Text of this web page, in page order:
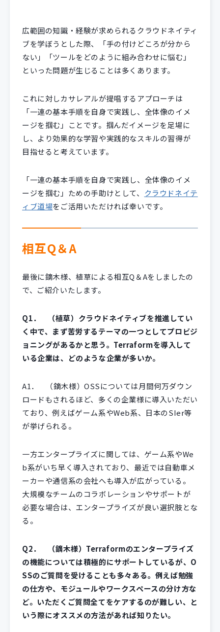
広範囲の知識・経験が求められるクラウドネイティ
ブを学ぼうとした際、「手の付けどころが分から
ない」「ツールをどのように組み合わせに悩む」
といった問題が生じることは多くあります。
これに対しカサレアルが提唱するアプローチは
「一連の基本手順を自身で実践し、全体像のイメ
ージを掴む」ことです。掴んだイメージを足場に
し、より効果的な学習や実践的なスキルの習得が
目指せると考えています。
「一連の基本手順を自身で実践し、全体像のイメ
ージを掴む」ための手助けとして、
クラウドネイテ
ィブ道場をご活用いただければ幸いです。
相互Q＆A
最後に鏑木様、植草による相互Q＆Aをしましたの
で、ご紹介いたします。
Q1． （植草）クラウドネイティブを推進してい
く中で、まず苦労するテーマの一つとしてプロビジ
ョニングがあるかと思う。Terraformを導入して
いる企業は、どのような企業が多いか。
A1．
（鏑木様）OSSについては月間何万ダウン
ロードもされるほど、多くの企業様に導入いただい
ており、例えばゲーム系やWeb系、日本のSIer等
が挙げられる。
一方エンタープライズに関しては、ゲーム系やWe
b系がいち早く導入されており、最近では自動車メ
ーカーや通信系の会社へも導入が広がっている。
大規模なチームのコラボレーションやサポートが
必要な場合は、エンタープライズが良い選択肢とな
る。
Q2． （鏑木様）Terraformのエンタープライズ
の機能については積極的にサポートしているが、O
SSのご質問を受けることも多々ある。例えば勉強
の仕方や、モジュールやワークスペースの分け方な
ど。いただくご質問全てをケアするのが難しい、と
いう際にオススメの方法があれば知りたい。